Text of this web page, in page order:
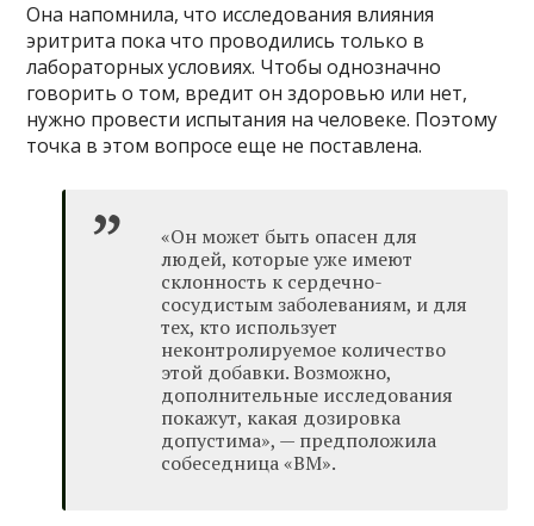
Она напомнила, что исследования влияния
эритрита пока что проводились только в
лабораторных условиях. Чтобы однозначно
говорить о том, вредит он здоровью или нет,
нужно провести испытания на человеке. Поэтому
точка в этом вопросе еще не поставлена.
«Он может быть опасен для
людей, которые уже имеют
склонность к сердечно-
сосудистым заболеваниям, и для
тех, кто использует
неконтролируемое количество
этой добавки. Возможно,
дополнительные исследования
покажут, какая дозировка
допустима», — предположила
собеседница «ВМ».